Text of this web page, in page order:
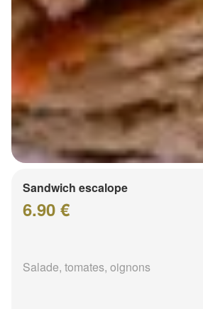
Sandwich escalope
6.90 €
Salade, tomates, oignons